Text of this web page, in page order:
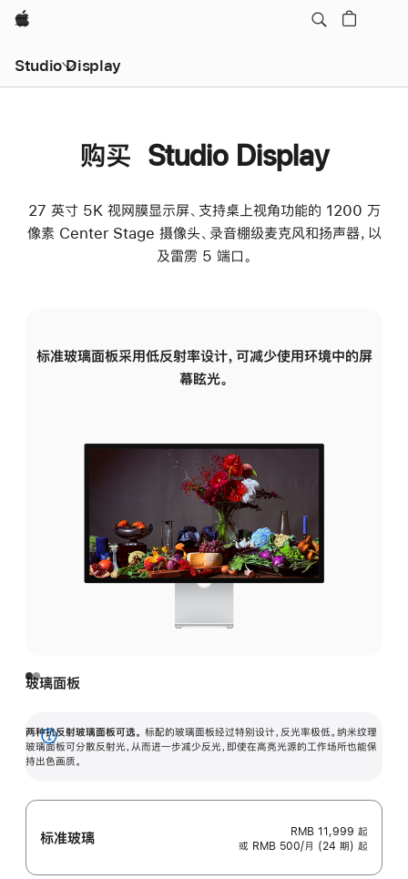
Apple
Studio Display
购买 Studio Display
27 英寸 5K 视网膜显示屏、支持桌上视角功能的 1200 万
像素 Center Stage 摄像头、录音棚级麦克风和扬声器，以
及雷雳 5 端口。
标准玻璃面板采用低反射率设计，可减少使用环境中的屏
幕眩光。
玻璃面板
两种抗反射玻璃面板可选。 标配的玻璃面板经过特别设计，反光率极低。纳米纹理
玻璃面板可分散反射光，从而进一步减少反光，即使在高亮光源的工作场所也能保
持出色画质。
展
开
标准玻璃 RMB 11,999 起
或 RMB 500/月 (24 期) 起